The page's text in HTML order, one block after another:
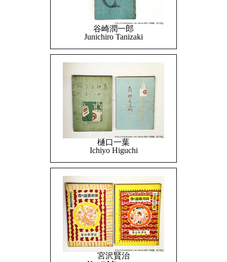
谷崎潤一郎
Junichiro Tanizaki
樋口一葉
Ichiyo Higuchi
宮沢賢治